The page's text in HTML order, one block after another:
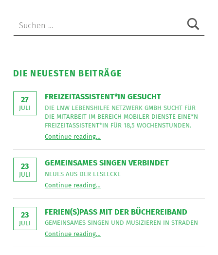
DIE NEUESTEN BEITRÄGE
27
JULI
FREIZEITASSISTENT*IN GESUCHT
DIE LNW LEBENSHILFE NETZWERK GMBH SUCHT FÜR
DIE MITARBEIT IM BEREICH MOBILER DIENSTE EINE*N
FREIZEITASSISTENT*IN FÜR 18,5 WOCHENSTUNDEN.
Continue readingDie
Lebenshilfe
GmbH
für
die
Mitarbeit
im
Mobiler
eine*n
Freizeitassistent*in
für
…
23
JULI
GEMEINSAMES SINGEN VERBINDET
NEUES AUS DER LESEECKE
Continue readingNeues
der
”
…
23
JULI
FERIEN(S)PASS MIT DER BÜCHEREIBAND
GEMEINSAMES SINGEN UND MUSIZIEREN IN STRADEN
Continue readingGemeinsames
und
…